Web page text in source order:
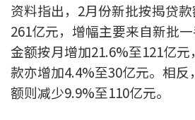
火险、家居、宠物保险
保险资讯专栏
联络我们
资料指出，2月份新批按揭贷
261亿元，增幅主要来自新批一
金额按月增加21.6%至121亿
款亦增加4.4%至30亿元。相
额则减少9.9%至110亿元。